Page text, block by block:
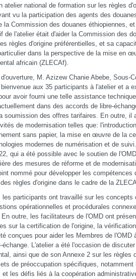
atelier national de formation sur les règles
vu la participation des agents des
la Commission des douanes éthiopiennes,
de l'atelier était d'aider la Commission des
règles d'origine préférentielles, et sa
dans la perspective de la mise en
africain (ZLECAf).
M. Azizew Chanie Abebe, Sous-
aux 35 participants à l'atelier et a
avoir fourni une telle assistance
dans des accords de libre-
soumission des offres tarifaires. En outre, il
de modernisation telles que:
sans papier, la mise en œuvre de la
modernes de numérisation et de
qui a été possible avec le soutien de
des mesures de réforme et de
nommé pour développer les
règles d'origine dans le cadre de la
les participants ont travaillé sur les concepts
opérationnelles et procédurales
outre, les facilitateurs de l'OMD ont
sur la certification de l'origine, la
conçues pour aider les Membres de
L'atelier a été l'occasion de
ainsi que de son Annexe 2 sur les règles
de préoccupation spécifiques,
et les défis liés à la coopération